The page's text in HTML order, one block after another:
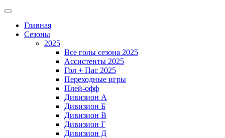
Главная
Сезоны
2025
Все голы сезона 2025
Ассистенты 2025
Гол + Пас 2025
Переходные игры
Плей-офф
Дивизион A
Дивизион Б
Дивизион В
Дивизион Г
Дивизион Д